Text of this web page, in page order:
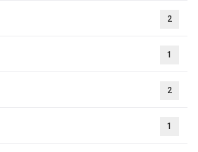
2
1
2
1